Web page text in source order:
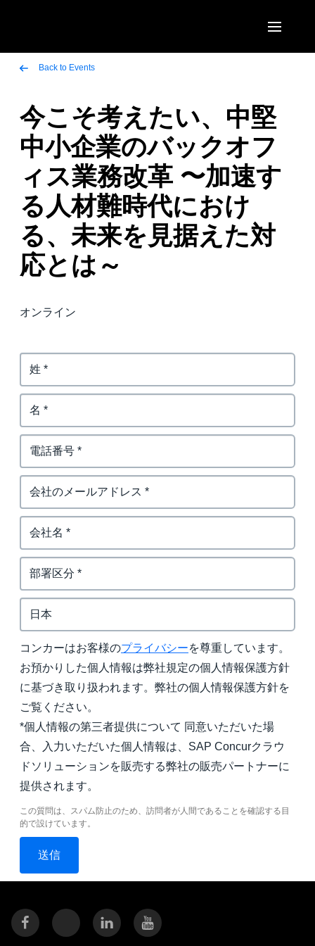
Canada (English)
Canada (Français)
México (Español)
Brasil (Português)
EUROPE
United Kingdom (English)
France (Français)
Deutschland (Deutsch)
Italia (Italiano)
Norway (English)
ASIA PACIFIC
Australia (English)
India (English)
日本（日本語)
Back to Events
今こそ考えたい、中堅
中小企業のバックオフ
ィス業務改革 〜加速す
る人材難時代におけ
る、未来を見据えた対
応とは～
オンライン
コンカーはお客様のプライバシーを尊重しています。
お預かりした個人情報は弊社規定の個人情報保護方針
に基づき取り扱われます。弊社の個人情報保護方針を
ご覧ください。
*個人情報の第三者提供について 同意いただいた場
合、入力いただいた個人情報は、SAP Concurクラウ
ドソリューションを販売する弊社の販売パートナーに
提供されます。
この質問は、スパム防止のため、訪問者が人間であることを確認する目
的で設けています。